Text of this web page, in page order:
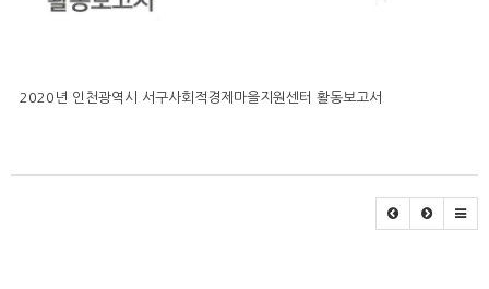
2020년 인천광역시 서구사회적경제마을지원센터 활동보고서